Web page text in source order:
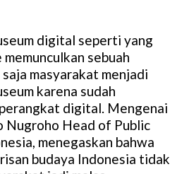
digital seperti yang
sebuah
masyarakat menjadi
karena sudah
digital. Mengenai
Nugroho Head of Public
menegaskan bahwa
budaya Indonesia tidak